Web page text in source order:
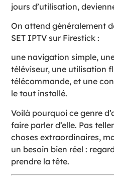
jours d’utilisation,
On attend généralement
SET IPTV sur Firestick :
une navigation simple,
téléviseur, une utilisation
télécommande, et une
le tout installé.
Voilà pourquoi ce genre
faire parler d’elle. Pas
choses extraordinaires,
un besoin bien réel :
prendre la tête.